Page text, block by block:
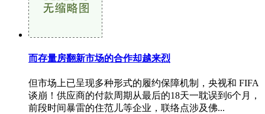
而存量房翻新市场的合作却越来烈
但市场上已呈现多种形式的履约保障机制，央视和 FIFA
谈崩！供应商的付款周期从最后的18天一耽误到6个月，
前段时间暴雷的住范儿等企业，联络点涉及佛...